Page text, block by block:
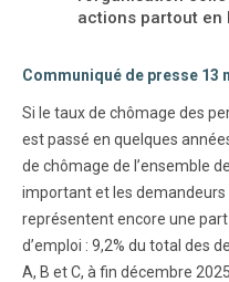
actions partout en
Communiqué de presse 13
Si le taux de chômage des
est passé en quelques
de chômage de l’ensemble
important et les demandeurs
représentent encore une
d’emploi : 9,2% du total des
A, B et C, à fin décembre 2025.